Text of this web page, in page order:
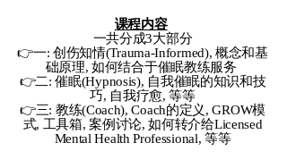
课程内容
一共分成3大部分
👉一: 创伤知情(Trauma-Informed), 概念和基
础原理, 如何结合于催眠教练服务
👉二: 催眠(Hypnosis), 自我催眠的知识和技
巧, 自我疗愈, 等等
👉三: 教练(Coach), Coach的定义, GROW模
式, 工具箱, 案例讨论, 如何转介给Licensed
Mental Health Professional, 等等